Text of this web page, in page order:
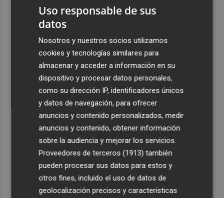
obras de reforma de la tenencia de alcaldía sur
playas y el Planetari del eclipse para convertirlo en "un
evento histórico"
Ruegan precaución con el baño en 13 playas de Águilas,
Cartagena, Calnegre y San Javier
Recibe toda la actualidad de
Plaza Podcast en tu correo
Quiero suscribirme
Uso responsable de sus
datos
Nosotros y nuestros socios utilizamos
cookies y tecnologías similares para
almacenar y acceder a información en su
dispositivo y procesar datos personales,
como su dirección IP, identificadores únicos
y datos de navegación, para ofrecer
anuncios y contenido personalizados, medir
anuncios y contenido, obtener información
sobre la audiencia y mejorar los servicios.
Proveedores de terceros (1913) también
pueden procesar sus datos para estos y
otros fines, incluido el uso de datos de
geolocalización precisos y características